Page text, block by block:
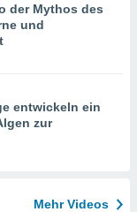
der Mythos des
und
entwickeln ein
zur
Mehr Videos